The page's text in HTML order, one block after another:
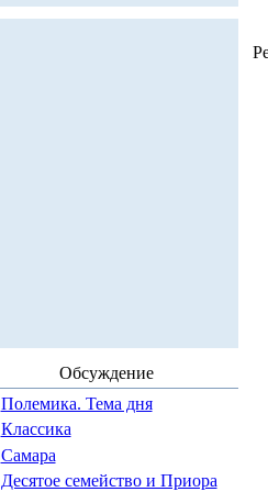
Обсуждение
Полемика. Тема дня
Классика
Самара
Десятое семейство и Приора